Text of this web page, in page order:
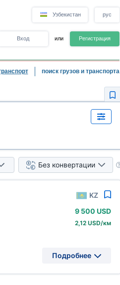
Узбекистан рус
Вход или Регистрация
поиск грузов и транспорта
Без конвертации
KZ
9 500 USD
2,12 USD/км
Подробнее